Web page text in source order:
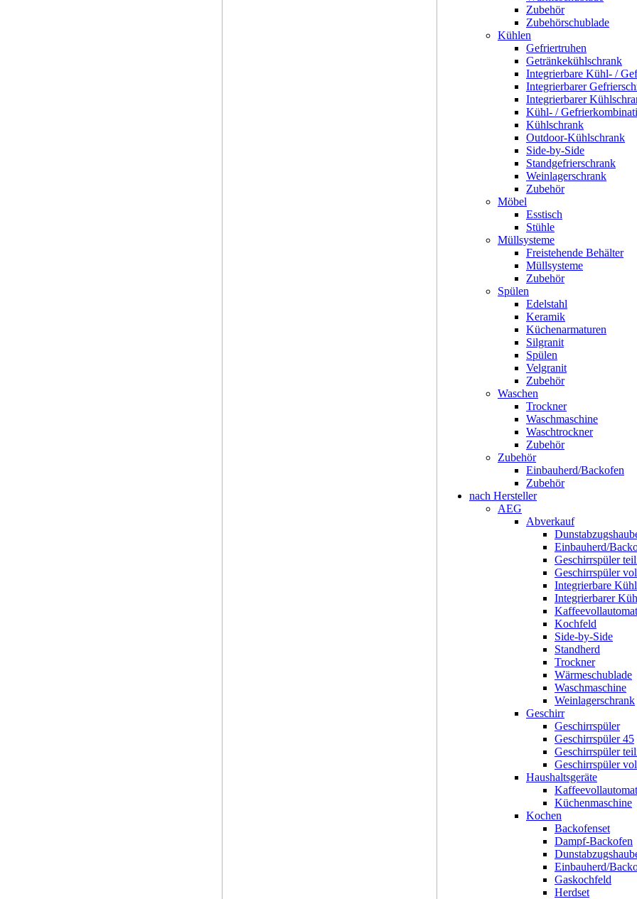
Zubehör
Zubehörschublade
Kühlen
Gefriertruhen
Getränkekühlschrank
Integrierbare Kühl- /
Integrierbarer
Integrierbarer
Kühl- /
Kühlschrank
Outdoor-Kühlschrank
Side-by-Side
Standgefrierschrank
Weinlagerschrank
Zubehör
Möbel
Esstisch
Stühle
Müllsysteme
Freistehende Behälter
Müllsysteme
Zubehör
Spülen
Edelstahl
Keramik
Küchenarmaturen
Silgranit
Spülen
Velgranit
Zubehör
Waschen
Trockner
Waschmaschine
Waschtrockner
Zubehör
Zubehör
Einbauherd/Backofen
Zubehör
nach Hersteller
AEG
Abverkauf
Einbauherd/
Geschirrspüler
Geschirrspüler
Integrierbare
Integrierbarer
Kochfeld
Side-by-Side
Standherd
Trockner
Wärmeschublade
Waschmaschine
Weinlagerschrank
Geschirr
Geschirrspüler
Geschirrspüler 45
Geschirrspüler
Geschirrspüler
Haushaltsgeräte
Küchenmaschine
Kochen
Backofenset
Dampf-Backofen
Einbauherd/
Gaskochfeld
Herdset